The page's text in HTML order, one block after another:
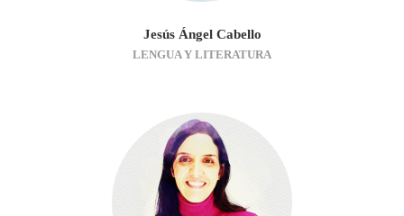
Jesús Ángel Cabello
LENGUA Y LITERATURA